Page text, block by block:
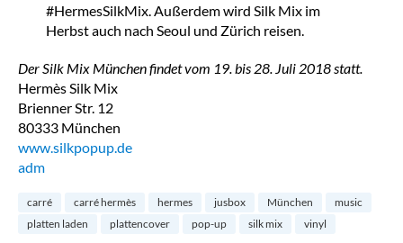
#HermesSilkMix. Außerdem wird Silk Mix im
Herbst auch nach Seoul und Zürich reisen.
Der Silk Mix München findet vom 19. bis 28. Juli 2018 statt.
Hermès Silk Mix
Brienner Str. 12
80333 München
www.silkpopup.de
adm
carré carré hermès hermes jusbox München
music
platten laden
plattencover pop-up silk mix vinyl